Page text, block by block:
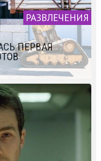
РАЗВЛЕЧЕНИЯ
ПЕРВАЯ